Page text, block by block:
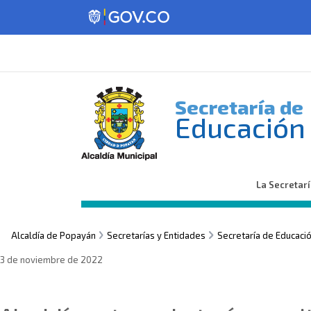
Secretaría de
Educación
La
Alcaldía de Popayán Secretarías y Entidades Secretaría de
3 de noviembre de 2022